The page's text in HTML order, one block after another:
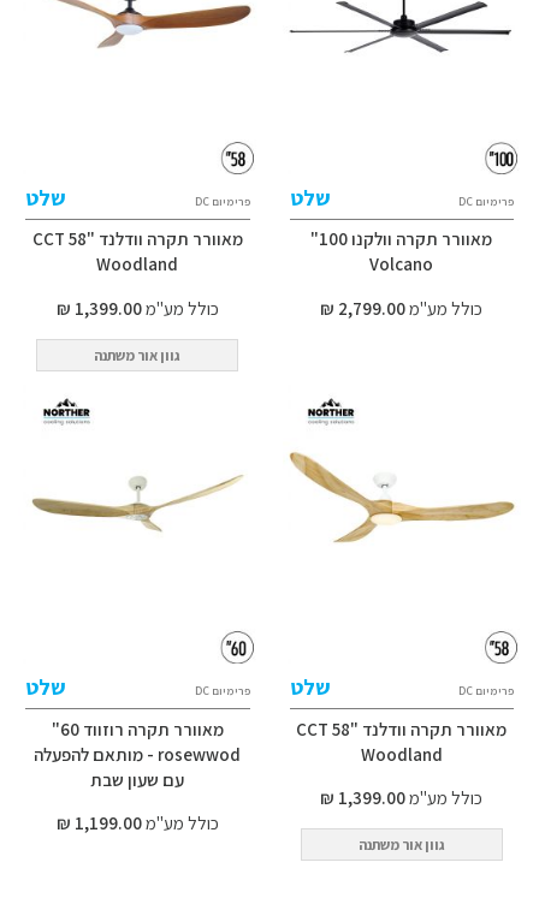
פרימיום DC שלט
מאוורר תקרה וולקנו 100"
Volcano
כולל מע"מ2,799.00 ₪
פרימיום DC שלט
מאוורר תקרה וודלנד CCT 58"
Woodland
כולל מע"מ1,399.00 ₪
גוון אור משתנה
פרימיום DC שלט
מאוורר תקרה וודלנד CCT 58"
Woodland
כולל מע"מ1,399.00 ₪
גוון אור משתנה
פרימיום DC שלט
מאוורר תקרה רוזווד 60"
rosewwod - מותאם להפעלה
עם שעון שבת
כולל מע"מ1,199.00 ₪